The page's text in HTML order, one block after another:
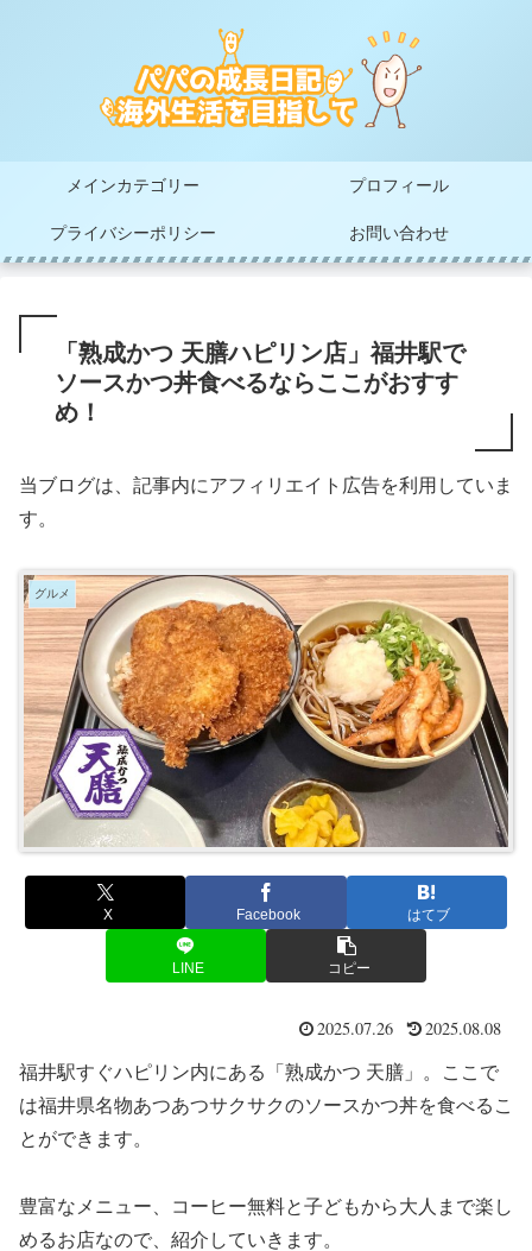
メインカテゴリー プロフィール
プライバシーポリシー お問い合わせ
「熟成かつ 天膳ハピリン店」福井駅で
ソースかつ丼食べるならここがおすす
め！
当ブログは、記事内にアフィリエイト広告を利用していま
す。
グルメ
X Facebook はてブ
LINE コピー
2025.07.26 2025.08.08
福井駅すぐハピリン内にある「熟成かつ 天膳」。ここで
は福井県名物あつあつサクサクのソースかつ丼を食べるこ
とができます。
豊富なメニュー、コーヒー無料と子どもから大人まで楽し
めるお店なので、紹介していきます。